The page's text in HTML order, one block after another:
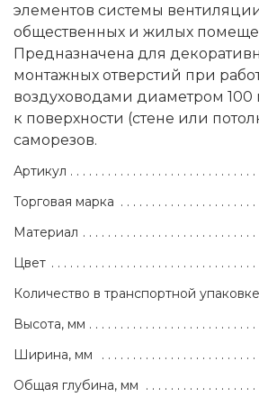
элементов системы
общественных и жилых
Предназначена для
монтажных отверстий при
воздуховодами диаметром 100
к поверхности (стене или
саморезов.
Артикул
Торговая марка
Материал
Цвет
Количество в транспортной упаковке
Высота, мм
Ширина, мм
Общая глубина, мм